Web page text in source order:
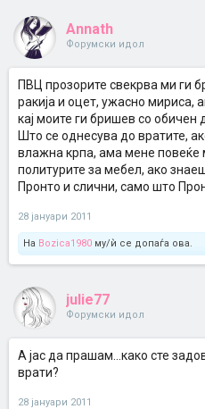
Annath
Форумски идол
ПВЦ прозорите свекрва ми ги
ракија и оцет, ужасно мириса,
кај моите ги бришев со обичен
Што се однесува до вратите,
влажна крпа, ама мене повеќе
политурите за мебел, ако
Пронто и слични, само што
28 јануари 2011
На Bozica1980 му/ѝ се допаѓа ова.
julie77
Форумски идол
А јас да прашам...како сте
врати?
28 јануари 2011